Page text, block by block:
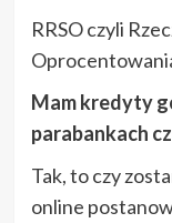
RRSO czyli
Mam kredyty
parabankach
Tak, to czy
online